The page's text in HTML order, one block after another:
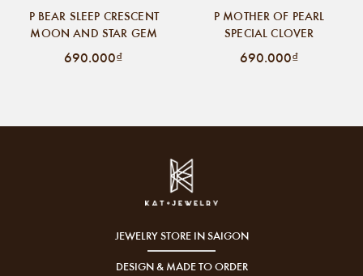
P BEAR SLEEP CRESCENT
MOON AND STAR GEM
690.000₫
P MOTHER OF PEARL
SPECIAL CLOVER
690.000₫
JEWELRY STORE IN SAIGON
DESIGN & MADE TO ORDER